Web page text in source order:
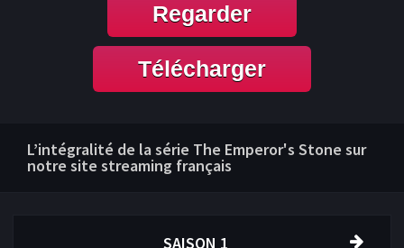
Regarder
Télécharger
L’intégralité de la série The Emperor's Stone sur
notre site streaming français
SAISON 1